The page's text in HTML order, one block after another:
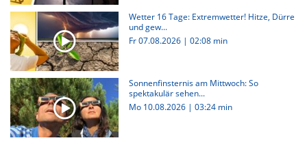
Wetter 16 Tage: Extremwetter! Hitze, Dürre
und gew...
Fr 07.08.2026 | 02:08 min
Sonnenfinsternis am Mittwoch: So
spektakulär sehen...
Mo 10.08.2026 | 03:24 min